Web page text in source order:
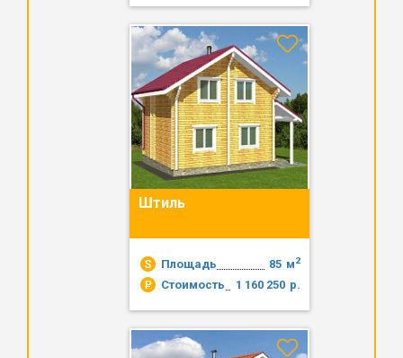
Штиль
Площадь м2
85
Стоимость
р.
1 160 250